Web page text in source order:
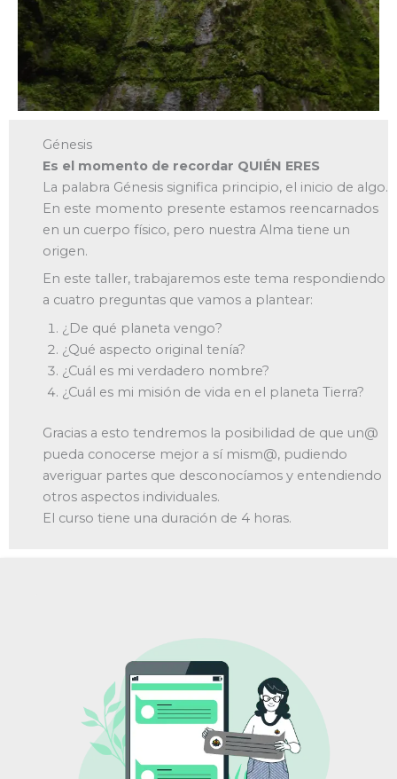
Génesis
Es el momento de recordar QUIÉN ERES
La palabra Génesis significa principio, el inicio de algo.
En este momento presente estamos reencarnados
en un cuerpo físico, pero nuestra Alma tiene un
origen.
En este taller, trabajaremos este tema respondiendo
a cuatro preguntas que vamos a plantear:
¿De qué planeta vengo?
¿Qué aspecto original tenía?
¿Cuál es mi verdadero nombre?
¿Cuál es mi misión de vida en el planeta Tierra?
Gracias a esto tendremos la posibilidad de que un@
pueda conocerse mejor a sí mism@, pudiendo
averiguar partes que desconocíamos y entendiendo
otros aspectos individuales.
El curso tiene una duración de 4 horas.